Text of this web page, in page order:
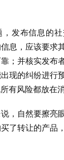
发布信息的
息，应该要求
；并核实发布
现的纠纷进行
有风险都放在
，自然要擦亮
了转让的产品